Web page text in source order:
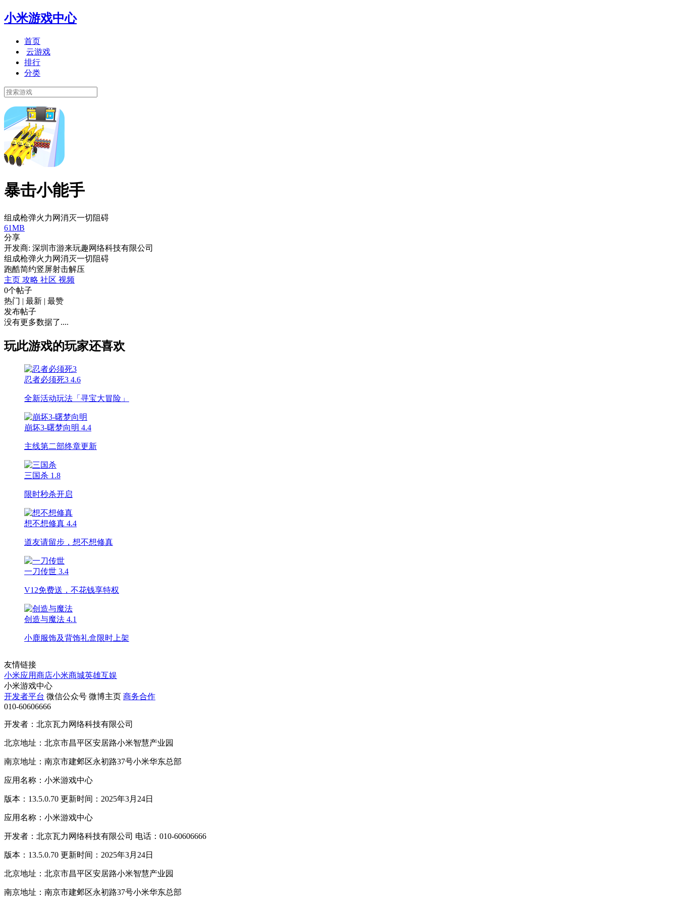
小米游戏中心
首页
云游戏
排行
分类
暴击小能手
组成枪弹火力网消灭一切阻碍
61MB
分享
开发商: 深圳市游来玩趣网络科技有限公司
组成枪弹火力网消灭一切阻碍
跑酷简约竖屏射击解压
主页 攻略 社区 视频
0个帖子
热门 | 最新 | 最赞
发布帖子
没有更多数据了....
玩此游戏的玩家还喜欢
忍者必须死3 4.6
全新活动玩法「寻宝大冒险」
崩坏3-曙梦向明 4.4
主线第二部终章更新
三国杀 1.8
限时秒杀开启
想不想修真 4.4
道友请留步，想不想修真
一刀传世 3.4
V12免费送，不花钱享特权
创造与魔法 4.1
小鹿服饰及背饰礼盒限时上架
友情链接
小米应用商店小米商城英雄互娱
小米游戏中心
开发者平台 微信公众号 微博主页 商务合作
010-60606666
开发者：北京瓦力网络科技有限公司
北京地址：北京市昌平区安居路小米智慧产业园
南京地址：南京市建邺区永初路37号小米华东总部
应用名称：小米游戏中心
版本：13.5.0.70 更新时间：2025年3月24日
应用名称：小米游戏中心
开发者：北京瓦力网络科技有限公司 电话：010-60606666
版本：13.5.0.70 更新时间：2025年3月24日
北京地址：北京市昌平区安居路小米智慧产业园
南京地址：南京市建邺区永初路37号小米华东总部